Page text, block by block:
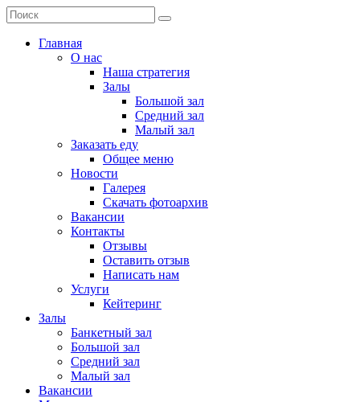
Главная
О нас
Наша стратегия
Залы
Большой зал
Средний зал
Малый зал
Заказать еду
Общее меню
Новости
Галерея
Скачать фотоархив
Вакансии
Контакты
Отзывы
Оставить отзыв
Написать нам
Услуги
Кейтеринг
Залы
Банкетный зал
Большой зал
Средний зал
Малый зал
Вакансии